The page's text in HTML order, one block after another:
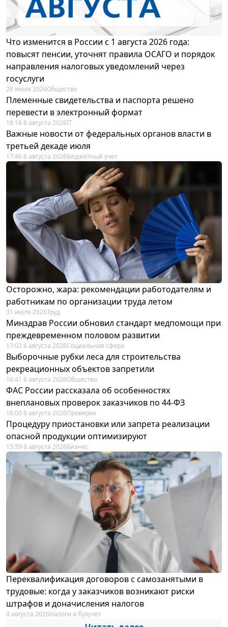
Что изменится в России с 1 августа 2026 года:
повысят пенсии, уточнят правила ОСАГО и порядок
направления налоговых уведомлений через
госуслуги
28 июля 2026Общество
Племенные свидетельства и паспорта решено
перевести в электронный формат
18:16 6 августа 2026IT
Важные новости от федеральных органов власти в
третьей декаде июля
17:46 6 августа 2026Бюджетный учет
Осторожно, жара: рекомендации работодателям и
работникам по организации труда летом
31 июля 2026Труд
Минздрав России обновил стандарт медпомощи при
преждевременном половом развитии
17:02 6 августа 2026Социальная сфера
Выборочные рубки леса для строительства
рекреационных объектов запретили
16:41 6 августа 2026Общество
ФАС России рассказала об особенностях
внеплановых проверок заказчиков по 44-ФЗ
16:00 6 августа 2026Проверки
Процедуру приостановки или запрета реализации
опасной продукции оптимизируют
15:39 6 августа 2026Бизнес
Переквалификация договоров с самозанятыми в
трудовые: когда у заказчиков возникают риски
штрафов и доначисления налогов
4 августа 2026Налоги и бухучет